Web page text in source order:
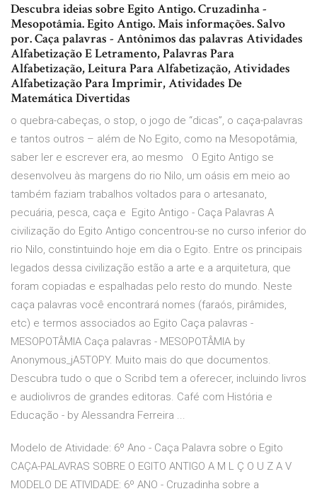
Descubra ideias sobre Egito Antigo. Cruzadinha -
Mesopotâmia. Egito Antigo. Mais informações. Salvo
por. Caça palavras - Antônimos das palavras Atividades
Alfabetização E Letramento, Palavras Para
Alfabetização, Leitura Para Alfabetização, Atividades
Alfabetização Para Imprimir, Atividades De
Matemática Divertidas
o quebra-cabeças, o stop, o jogo de “dicas”, o caça-palavras
e tantos outros – além de No Egito, como na Mesopotâmia,
saber ler e escrever era, ao mesmo O Egito Antigo se
desenvolveu às margens do rio Nilo, um oásis em meio ao
também faziam trabalhos voltados para o artesanato,
pecuária, pesca, caça e Egito Antigo - Caça Palavras A
civilização do Egito Antigo concentrou-se no curso inferior do
rio Nilo, constintuindo hoje em dia o Egito. Entre os principais
legados dessa civilização estão a arte e a arquitetura, que
foram copiadas e espalhadas pelo resto do mundo. Neste
caça palavras você encontrará nomes (faraós, pirâmides,
etc) e termos associados ao Egito Caça palavras -
MESOPOTÂMIA Caça palavras - MESOPOTÂMIA by
Anonymous_jA5TOPY. Muito mais do que documentos.
Descubra tudo o que o Scribd tem a oferecer, incluindo livros
e audiolivros de grandes editoras. Café com História e
Educação - by Alessandra Ferreira ...
Modelo de Atividade: 6º Ano - Caça Palavra sobre o Egito
CAÇA-PALAVRAS SOBRE O EGITO ANTIGO A M L Ç O U Z A V
MODELO DE ATIVIDADE: 6º ANO - Cruzadinha sobre a